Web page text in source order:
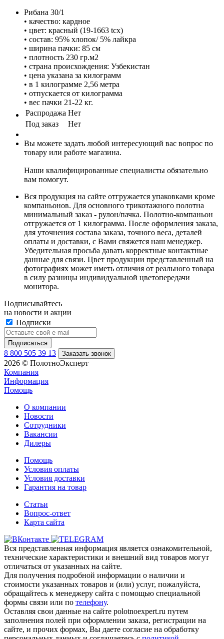
Рибана 30/1
• качество: кардное
• цвет: красный (19-1663 tcx)
• состав: 95% хлопок/ 5% лайкра
• ширина пачки: 85 см
• плотность 230 гр.м2
• страна происхождения: Узбекистан
• цена указана за килограмм
• в 1 килограмме 2,56 метра
• отпускается от килограмма
• вес пачки 21-22 кг.
Распродажа Нет
Под заказ
Нет
Вы можете задать любой интересующий вас вопрос по
товару или работе магазина.
Наши квалифицированные специалисты обязательно
вам помогут.
Вся продукция на сайте отгружается упаковками кроме
компаньонов. Для основного трикотажного полотна
минимальный заказ - рулон/пачка. Полотно-компаньон
отгружается от 1 килограмма. После оформления заказа,
для уточнения состава заказа, точного веса, деталей
оплаты и доставки, с Вами свяжется наш менеджер.
Убедительная просьба давать корректные контактные
данные для связи. Цвет продукции представленный на
фотографиях может иметь отличия от реального товара
в силу разницы индивидуальной цветопередачи
монитора.
Подписывайтесь
на новости и акции
Подписки
8 800 505 39 13 Заказать звонок
2026 © ПолотноЭксперт
Компания
Информация
Помощь
О компании
Новости
Сотрудники
Вакансии
Дилеры
Помощь
Условия оплаты
Условия доставки
Гарантия на товар
Статьи
Вопрос-ответ
Карта сайта
Вся представленная информация является ознакомительной,
технические характеристики и внешний вид товаров могут
отличаться от указанных на сайте.
Для получения подробной информации о наличии и
стоимости указанных товаров и (или) услуг, пожалуйста,
обращайтесь к менеджеру сайта с помощью специальной
формы связи или по телефону.
Оставляя свои данные на сайте polotnoexpert.ru путем
заполнения полей при оформлении заказа, регистрации на
сайте, и прочих формах, Вы даете согласие на обработку